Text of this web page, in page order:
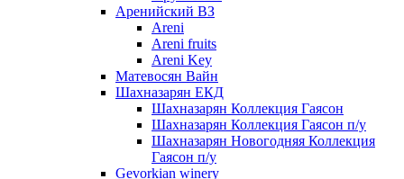
Аренийский ВЗ
Areni
Areni fruits
Areni Key
Матевосян Вайн
Шахназарян ЕКД
Шахназарян Коллекция Гаясон
Шахназарян Коллекция Гаясон п/у
Шахназарян Новогодняя Коллекция
Гаясон п/у
Gevorkian winery